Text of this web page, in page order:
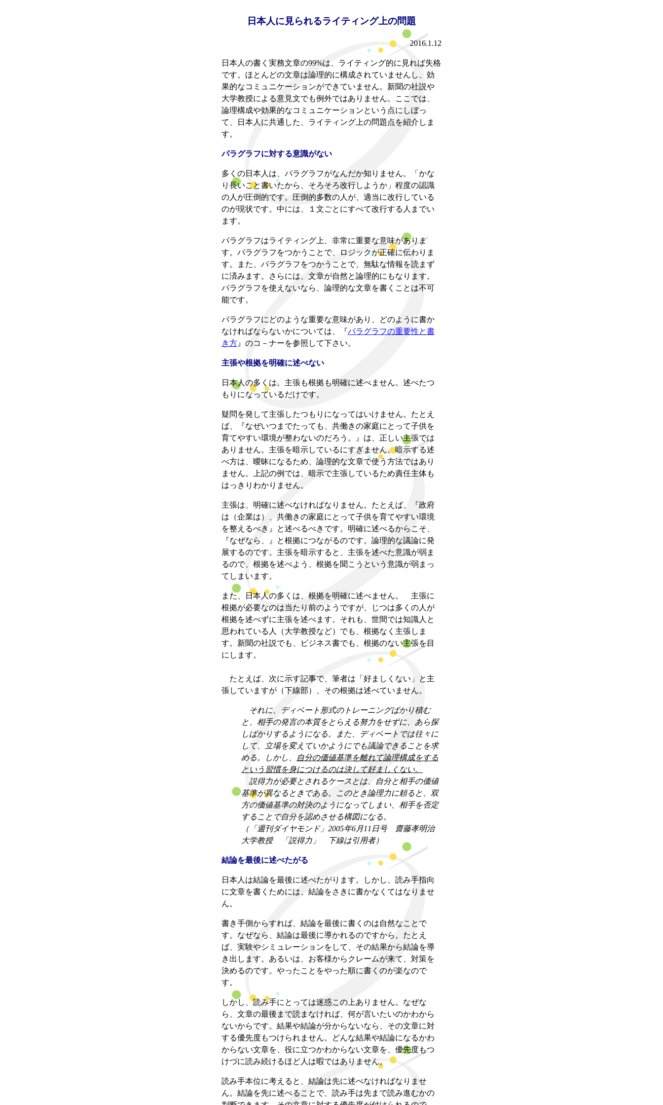
日本人に見られるライティング上の問題
2016.1.12
日本人の書く実務文章の99%は、ライティング的に見れば失格
です。ほとんどの文章は論理的に構成されていませんし、効
果的なコミュニケーションができていません。新聞の社説や
大学教授による意見文でも例外ではありません。ここでは、
論理構成や効果的なコミュニケーションという点にしぼっ
て、日本人に共通した、ライティング上の問題点を紹介しま
す。
パラグラフに対する意識がない
多くの日本人は、パラグラフがなんだか知りません。「かな
り長いこと書いたから、そろそろ改行しようか」程度の認識
の人が圧倒的です。圧倒的多数の人が、適当に改行している
のが現状です。中には、１文ごとにすべて改行する人までい
ます。
パラグラフはライティング上、非常に重要な意味がありま
す。パラグラフをつかうことで、ロジックが正確に伝わりま
す。また、パラグラフをつかうことで、無駄な情報を読まず
に済みます。さらには、文章が自然と論理的にもなります。
パラグラフを使えないなら、論理的な文章を書くことは不可
能です。
パラグラフにどのような重要な意味があり、どのように書か
なければならないかについては、『パラグラフの重要性と書
き方 』のコ－ナーを参照して下さい。
主張や根拠を明確に述べない
日本人の多くは、主張も根拠も明確に述べません。述べたつ
もりになっているだけです。
疑問を発して主張したつもりになってはいけません。たとえ
ば、『なぜいつまでたっても、共働きの家庭にとって子供を
育てやすい環境が整わないのだろう。』は、正しい主張では
ありません。主張を暗示しているにすぎません。暗示する述
べ方は、曖昧になるため、論理的な文章で使う方法ではあり
ません。上記の例では、暗示で主張しているため責任主体も
はっきりわかりません。
主張は、明確に述べなければなりません。たとえば、『政府
は（企業は）、共働きの家庭にとって子供を育てやすい環境
を整えるべき』と述べるべきです。明確に述べるからこそ、
『なぜなら、』と根拠につながるのです。論理的な議論に発
展するのです。主張を暗示すると、主張を述べた意識が弱ま
るので、根拠を述べよう、根拠を聞こうという意識が弱まっ
てしまいます。
また、日本人の多くは、根拠を明確に述べません。 主張に
根拠が必要なのは当たり前のようですが、じつは多くの人が
根拠を述べずに主張を述べます。それも、世間では知識人と
思われている人（大学教授など）でも、根拠なく主張しま
す。新聞の社説でも、ビジネス書でも、根拠のない主張を目
にします。
たとえば、次に示す記事で、筆者は「好ましくない」と主
張していますが（下線部）、その根拠は述べていません。
それに、ディベート形式のトレーニングばかり積む
と、相手の発言の本質をとらえる努力をせずに、あら探
しばかりするようになる。また、ディベートでは往々に
して、立場を変えていかようにでも議論できることを求
める。しかし、
自分の価値基準を離れて論理構成をする
という習慣を身につけるのは決して好ましくない。
説得力が必要とされるケースとは、自分と相手の価値
基準が異なるときである。このとき論理力に頼ると、双
方の価値基準の対決のようになってしまい、相手を否定
することで自分を認めさせる構図になる。
（「週刊ダイヤモンド」2005年6月11日号 齋藤孝明治
大学教授 「説得力」 下線は引用者）
結論を最後に述べたがる
日本人は結論を最後に述べたがります。しかし、読み手指向
に文章を書くためには、結論をさきに書かなくてはなりませ
ん。
書き手側からすれば、結論を最後に書くのは自然なことで
す。なぜなら、結論は最後に導かれるのですから。たとえ
ば、実験やシミュレーションをして、その結果から結論を導
き出します。あるいは、お客様からクレームが来て、対策を
決めるのです。やったことをやった順に書くのが楽なので
す。
しかし、読み手にとっては迷惑この上ありません。なぜな
ら、文章の最後まで読まなければ、何が言いたいのかわから
ないからです。結果や結論が分からないなら、その文章に対
する優先度もつけられません。どんな結果や結論になるかわ
からない文章を、役に立つかわからない文章を、優先度もつ
けづに読み続けるほど人は暇ではありません。
読み手本位に考えると、結論は先に述べなければなりませ
ん。結論を先に述べることで、読み手は先まで読み進むかの